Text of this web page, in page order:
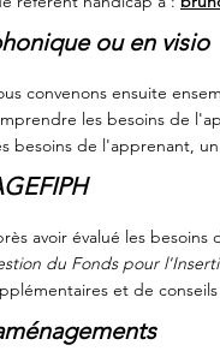
ou en visio
convenons ensuite
les besoins de
besoins de l'apprenant,
avoir évalué les
du Fonds pour
et de